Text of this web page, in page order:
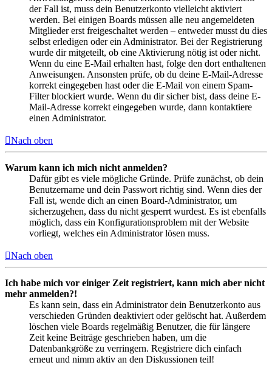
der Fall ist, muss dein Benutzerkonto vielleicht aktiviert
werden. Bei einigen Boards müssen alle neu angemeldeten
Mitglieder erst freigeschaltet werden – entweder musst du dies
selbst erledigen oder ein Administrator. Bei der Registrierung
wurde dir mitgeteilt, ob eine Aktivierung nötig ist oder nicht.
Wenn du eine E-Mail erhalten hast, folge den dort enthaltenen
Anweisungen. Ansonsten prüfe, ob du deine E-Mail-Adresse
korrekt eingegeben hast oder die E-Mail von einem Spam-
Filter blockiert wurde. Wenn du dir sicher bist, dass deine E-
Mail-Adresse korrekt eingegeben wurde, dann kontaktiere
einen Administrator.
Nach oben
Warum kann ich mich nicht anmelden?
Dafür gibt es viele mögliche Gründe. Prüfe zunächst, ob dein
Benutzername und dein Passwort richtig sind. Wenn dies der
Fall ist, wende dich an einen Board-Administrator, um
sicherzugehen, dass du nicht gesperrt wurdest. Es ist ebenfalls
möglich, dass ein Konfigurationsproblem mit der Website
vorliegt, welches ein Administrator lösen muss.
Nach oben
Ich habe mich vor einiger Zeit registriert, kann mich aber nicht
mehr anmelden?!
Es kann sein, dass ein Administrator dein Benutzerkonto aus
verschieden Gründen deaktiviert oder gelöscht hat. Außerdem
löschen viele Boards regelmäßig Benutzer, die für längere
Zeit keine Beiträge geschrieben haben, um die
Datenbankgröße zu verringern. Registriere dich einfach
erneut und nimm aktiv an den Diskussionen teil!